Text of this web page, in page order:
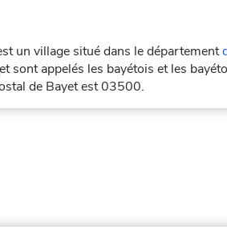
un village situé dans le département
sont appelés les bayétois et les
de Bayet est 03500.